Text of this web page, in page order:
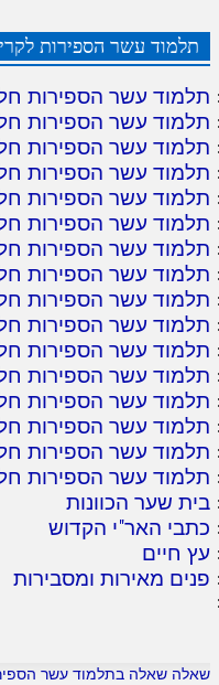
תלמוד עשר הספירות
תלמוד עשר הספירות
תלמוד עשר הספירות
תלמוד עשר הספירות
תלמוד עשר הספירות
תלמוד עשר הספירות
תלמוד עשר הספירות
תלמוד עשר הספירות
תלמוד עשר הספירות
תלמוד עשר הספירות
תלמוד עשר הספירות
תלמוד עשר הספירות
תלמוד עשר הספירות
תלמוד עשר הספירות
תלמוד עשר הספירות
תלמוד עשר הספירות
תלמוד עשר הספירות
בית שער הכוונות
כתבי האר"י הקדוש
עץ חיים
פנים מאירות ומסבירות
שאלה שאלה בתלמוד עשר